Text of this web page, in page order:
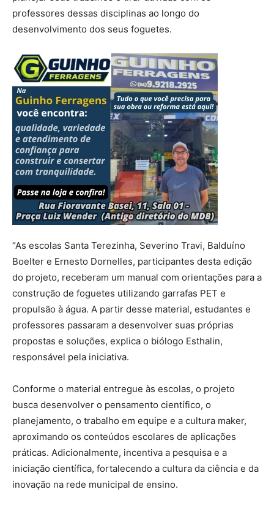
professores dessas disciplinas ao longo do
desenvolvimento dos seus foguetes.
“As escolas Santa Terezinha, Severino Travi, Balduíno
Boelter e Ernesto Dornelles, participantes desta edição
do projeto, receberam um manual com orientações para a
construção de foguetes utilizando garrafas PET e
propulsão à água. A partir desse material, estudantes e
professores passaram a desenvolver suas próprias
propostas e soluções, explica o biólogo Esthalin,
responsável pela iniciativa.
Conforme o material entregue às escolas, o projeto
busca desenvolver o pensamento científico, o
planejamento, o trabalho em equipe e a cultura maker,
aproximando os conteúdos escolares de aplicações
práticas. Adicionalmente, incentiva a pesquisa e a
iniciação científica, fortalecendo a cultura da ciência e da
inovação na rede municipal de ensino.